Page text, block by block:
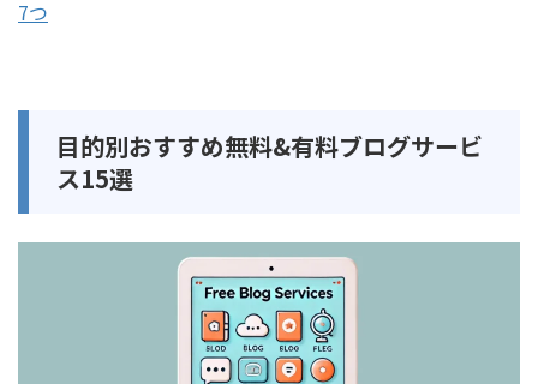
7つ
目的別おすすめ無料&有料ブログサービ
ス15選